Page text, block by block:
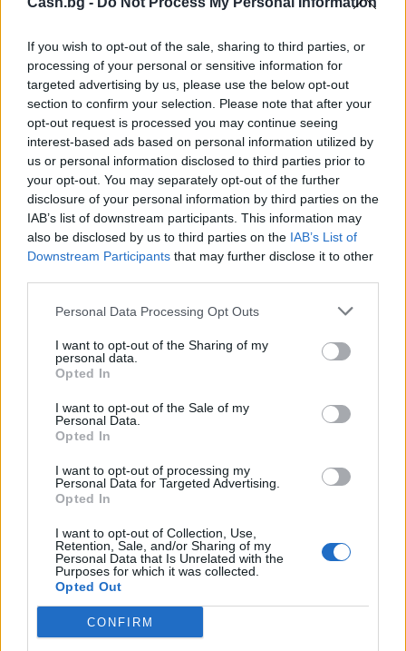
If you wish to opt-out of the sale, sharing to third parties, or
processing of your personal or sensitive information for
targeted advertising by us, please use the below opt-out
section to confirm your selection. Please note that after your
opt-out request is processed you may continue seeing
interest-based ads based on personal information utilized by
us or personal information disclosed to third parties prior to
your opt-out. You may separately opt-out of the further
disclosure of your personal information by third parties on the
IAB’s list of downstream participants. This information may
also be disclosed by us to third parties on the IAB’s List of
Downstream Participants that may further disclose it to other
Personal Data Processing Opt Outs
I want to opt-out of the Sharing of my
personal data.
Opted In
I want to opt-out of the Sale of my
Personal Data.
Opted In
I want to opt-out of processing my
Personal Data for Targeted Advertising.
Opted In
I want to opt-out of Collection, Use,
Retention, Sale, and/or Sharing of my
Personal Data that Is Unrelated with the
Purposes for which it was collected.
Opted Out
CONFIRM
Френска инвестиция активира
изграждането на интерконектора
между Гърция и Кипър
Износът на електромобили от Китай
е нараснал със 120%
06.08.2026 / 16:30